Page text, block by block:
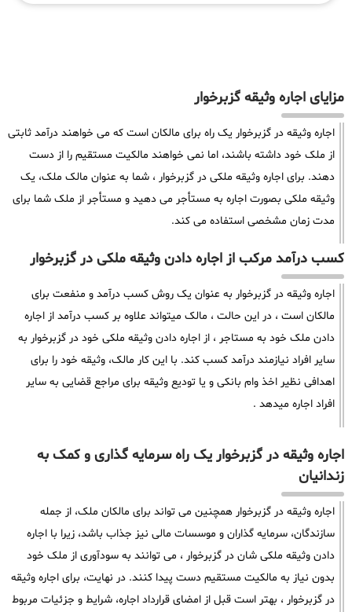
مزایای اجاره وثیقه گزبرخوار
اجاره وثیقه در گزبرخوار یک راه برای مالکان است که می خواهند درآمد ثابتی
از ملک خود داشته باشند، اما نمی خواهند مالکیت مستقیم را از دست
دهند. برای اجاره وثیقه ملکی در گزبرخوار ، شما به عنوان مالک ملک، یک
وثیقه ملکی بصورت اجاره به مستأجر می دهید و مستأجر از ملک شما برای
مدت زمان مشخصی استفاده می کند.
کسب درآمد مرکب از اجاره دادن وثیقه ملکی در گزبرخوار
اجاره وثیقه در گزبرخوار به عنوان یک روش کسب درآمد و منفعت برای
مالکان است ، در این حالت ، مالک میتواند علاوه بر کسب درآمد از اجاره
دادن ملک خود به مستاجر ، از اجاره دادن وثیقه ملکی خود در گزبرخوار به
سایر افراد نیازمند درآمد کسب کند. با این کار مالک، وثیقه خود را برای
اهدافی نظیر اخذ وام بانکی و یا تودیع وثیقه برای مراجع قضایی به سایر
افراد اجاره میدهد .
اجاره وثیقه در گزبرخوار یک راه سرمایه گذاری و کمک به
زندانیان
اجاره وثیقه در گزبرخوار همچنین می تواند برای مالکان ملک، از جمله
سازندگان، سرمایه گذاران و موسسات مالی نیز جذاب باشد، زیرا با اجاره
دادن وثیقه ملکی شان در گزبرخوار ، می توانند به سودآوری از ملک خود
بدون نیاز به مالکیت مستقیم دست پیدا کنند. در نهایت، برای اجاره وثیقه
در گزبرخوار ، بهتر است قبل از امضای قرارداد اجاره، شرایط و جزئیات مربوط